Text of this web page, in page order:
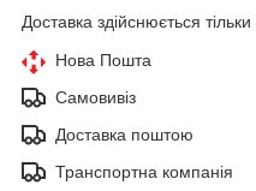
Доставка здійснюється
Нова Пошта
Самовивіз
Доставка поштою
Транспортна компанія